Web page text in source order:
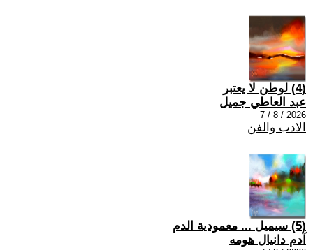
(4) لوطن لا يعتبر
عبد العاطي جميل
2026 / 8 / 7
الادب والفن
(5) سيميل ... معمودية الدم
آدم دانيال هومه